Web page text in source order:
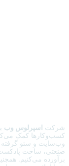
شرکت اسپرلوس وب
کسب‌وکارها کمک
وب‌سایت و سئو گرفته
صنعتی، ساخت پادکست
برآورده می‌کنیم.